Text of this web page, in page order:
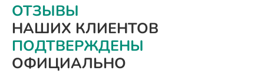
ОТЗЫВЫ
НАШИХ КЛИЕНТОВ
ПОДТВЕРЖДЕНЫ
ОФИЦИАЛЬНО